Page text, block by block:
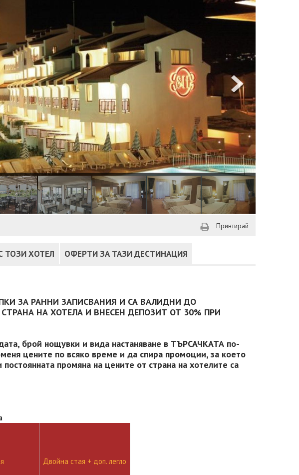
Принтирай
ТОЗИ ХОТЕЛ ОФЕРТИ ЗА ТАЗИ ДЕСТИНАЦИЯ
ЗА РАННИ ЗАПИСВАНИЯ И СА ВАЛИДНИ ДО
НА ХОТЕЛА И ВНЕСЕН ДЕПОЗИТ ОТ 30% ПРИ
брой нощувки и вида настаняване в ТЪРСАЧКАТА по-
цените по всяко време и да спира промоции, за което
промяна на цените от страна на хотелите са
Двойна стая + доп. легло